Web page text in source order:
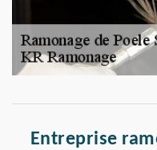
Entreprise